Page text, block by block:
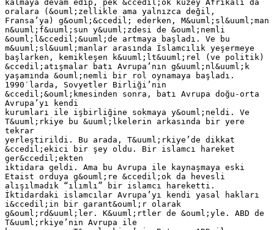
kalmaya devam edip, pek &ccedil;ok kuzey Afrikalı da
oralara (&ouml;zellikle ama yalnızca değil,
Fransa’ya) g&ouml;&ccedil; ederken, M&uuml;sl&uuml;man
n&uuml;f&uuml;sun y&uuml;zdesi de &ouml;nemli
&ouml;l&ccedil;&uuml;de artmaya başladı. Ve bu
m&uuml;sl&uuml;manlar arasında İslamcılık yeşermeye
başlarken, kemikleşen k&uuml;lt&uuml;rel (ve politik)
&ccedil;atışmalar batı Avrupa’nın g&uuml;nl&uuml;k
yaşamında &ouml;nemli bir rol oynamaya başladı.
1990′larda, Sovyetler Birliği’nin
&ccedil;&ouml;kmesinden sonra, batı Avrupa doğu-orta
Avrupa’yı kendi
kurumları ile işbirliğine sokmaya y&ouml;neldi. Ve
T&uuml;rkiye bu &uuml;lkelerin arkasında bir yere
tekrar
yerleştirildi. Bu arada, T&uuml;rkiye’de dikkat
&ccedil;ekici bir şey oldu. Bir islamcı hareket
ger&ccedil;ekten
iktidara geldi. Ama bu Avrupa ile kaynaşmaya eski
Etaist orduya g&ouml;re &ccedil;ok da hevesli
alışılmadık “ılımlı” bir islamcı hareketti.
İktidardaki islamcılar Avrupa’yı kendi yasal hakları
i&ccedil;in bir garant&ouml;r olarak
g&ouml;rd&uuml;ler. K&uuml;rtler de &ouml;yle. ABD de
T&uuml;rkiye’nin Avrupa ile